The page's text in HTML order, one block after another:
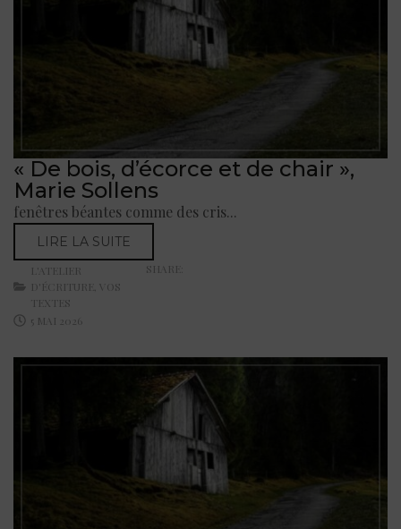
« De bois, d’écorce et de chair »,
Marie Sollens
fenêtres béantes comme des cris...
LIRE LA SUITE
L'ATELIER
D'ÉCRITURE , VOS
TEXTES
5 MAI 2026
SHARE: